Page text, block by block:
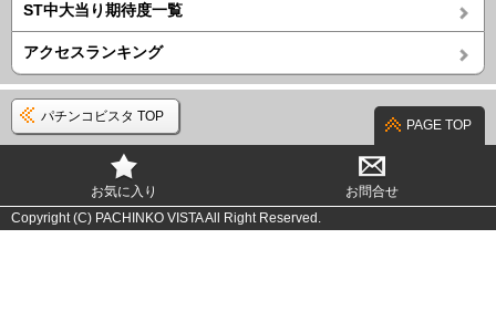
ST中大当り期待度一覧
アクセスランキング
パチンコビスタ TOP
PAGE TOP
お気に入り
お問合せ
Copyright (C) PACHINKO VISTA All Right Reserved.